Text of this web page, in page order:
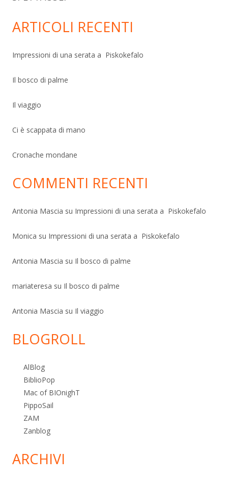
ARTICOLI RECENTI
Impressioni di una serata a Piskokefalo
Il bosco di palme
Il viaggio
Ci è scappata di mano
Cronache mondane
COMMENTI RECENTI
Antonia Mascia su Impressioni di una serata a Piskokefalo
Monica su Impressioni di una serata a Piskokefalo
Antonia Mascia su Il bosco di palme
mariateresa su Il bosco di palme
Antonia Mascia su Il viaggio
BLOGROLL
AlBlog
BiblioPop
Mac of BIOnighT
PippoSail
ZAM
Zanblog
ARCHIVI